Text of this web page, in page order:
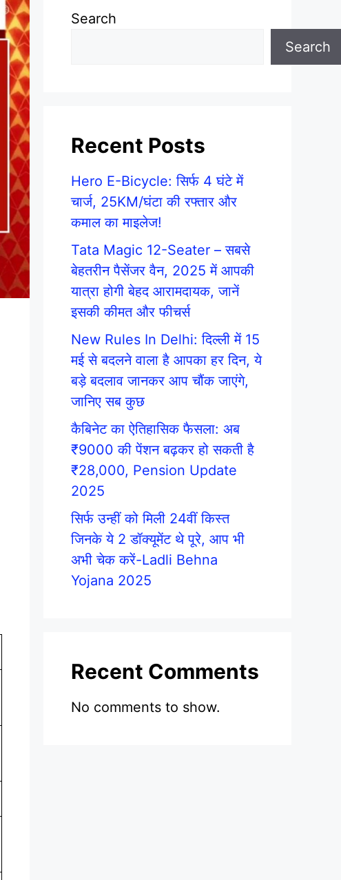
Search
Search
Recent Posts
Hero E-Bicycle: सिर्फ 4 घंटे में
चार्ज, 25KM/घंटा की रफ्तार और
कमाल का माइलेज!
Tata Magic 12-Seater – सबसे
बेहतरीन पैसेंजर वैन, 2025 में आपकी
यात्रा होगी बेहद आरामदायक, जानें
इसकी कीमत और फीचर्स
New Rules In Delhi: दिल्ली में 15
मई से बदलने वाला है आपका हर दिन, ये
बड़े बदलाव जानकर आप चौंक जाएंगे,
जानिए सब कुछ
कैबिनेट का ऐतिहासिक फैसला: अब
₹9000 की पेंशन बढ़कर हो सकती है
₹28,000, Pension Update
2025
सिर्फ उन्हीं को मिली 24वीं किस्त
जिनके ये 2 डॉक्यूमेंट थे पूरे, आप भी
अभी चेक करें-Ladli Behna
Yojana 2025
Recent Comments
No comments to show.